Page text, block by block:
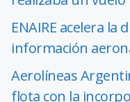
ENAIRE acelera la
información
Aerolíneas
flota con la